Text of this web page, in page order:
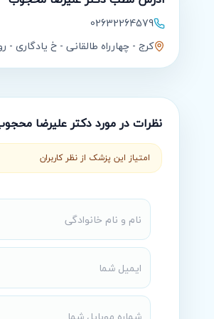
02632264579
کرج - چهارراه طالقانی - خ یادگاری -
نظرات در مورددکتر علیرضا
امتیاز این پزشک از نظر کاربران